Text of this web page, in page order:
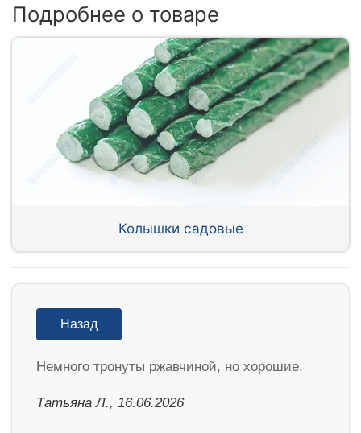
Подробнее о товаре
Колышки садовые
Назад
Немного тронуты ржавчиной, но хорошие.
Татьяна Л., 16.06.2026